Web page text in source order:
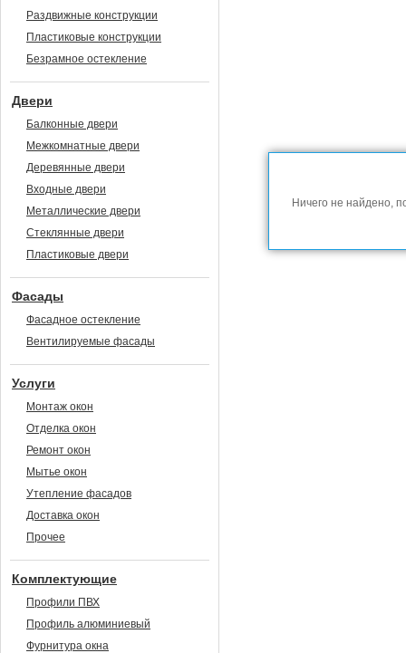
Раздвижные конструкции
Пластиковые конструкции
Безрамное остекление
Двери
Балконные двери
Межкомнатные двери
Деревянные двери
Входные двери
Металлические двери
Стеклянные двери
Пластиковые двери
Фасады
Фасадное остекление
Вентилируемые фасады
Услуги
Монтаж окон
Отделка окон
Ремонт окон
Мытье окон
Утепление фасадов
Доставка окон
Прочее
Комплектующие
Профили ПВХ
Профиль алюминиевый
Фурнитура окна
Ничего не найдено,